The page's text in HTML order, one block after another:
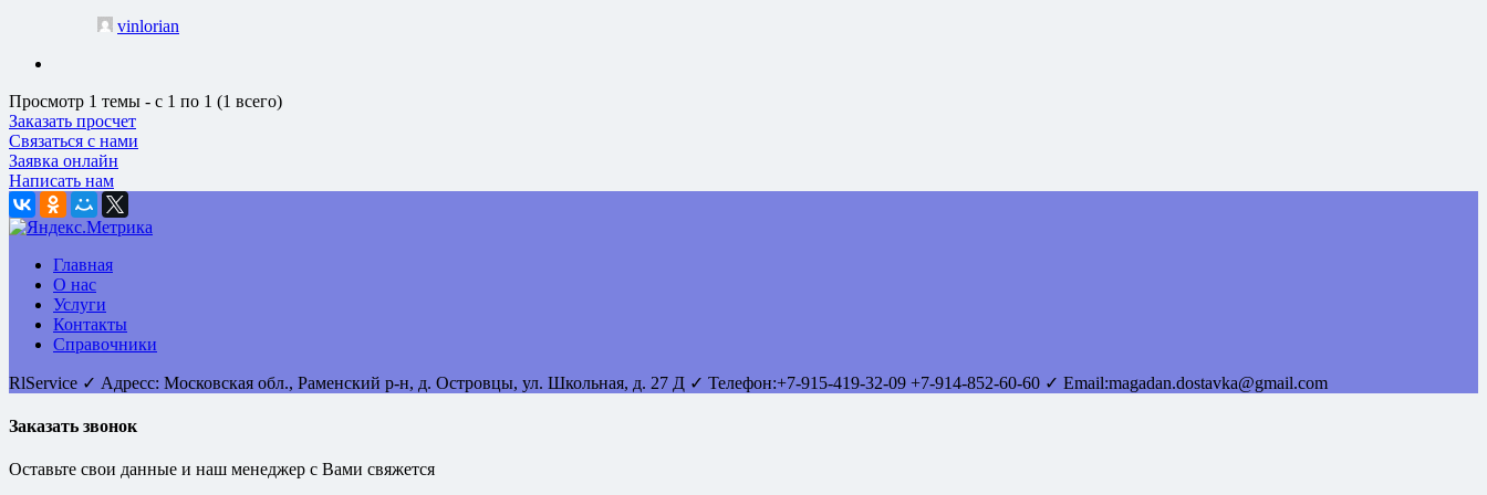
vinlorian
Просмотр 1 темы - с 1 по 1 (1 всего)
Заказать просчет
Связаться с нами
Заявка онлайн
Написать нам
Главная
О нас
Услуги
Контакты
Справочники
RlService ✓ Адресс: Московская обл., Раменский р-н, д. Островцы, ул. Школьная, д. 27 Д ✓ Телефон:+7-915-419-32-09 +7-914-852-60-60 ✓ Email:magadan.dostavka@gmail.com
Заказать звонок
Оставьте свои данные и наш менеджер с Вами свяжется